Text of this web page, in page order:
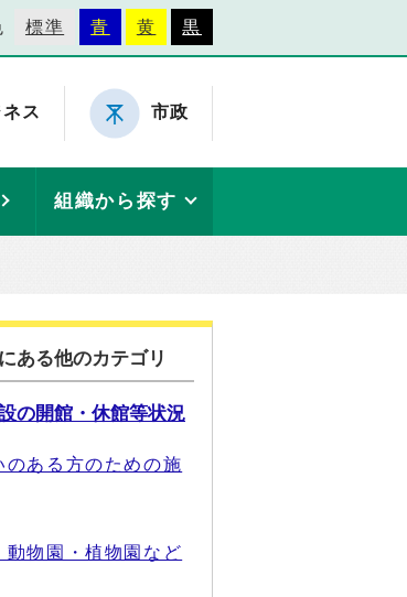
標準 青 黄 黒
ス 市政
組織から探す
ある他のカテゴリ
の開館・休館等状況
のある方のための施
動物園・植物園など